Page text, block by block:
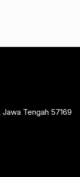
Tengah 57169